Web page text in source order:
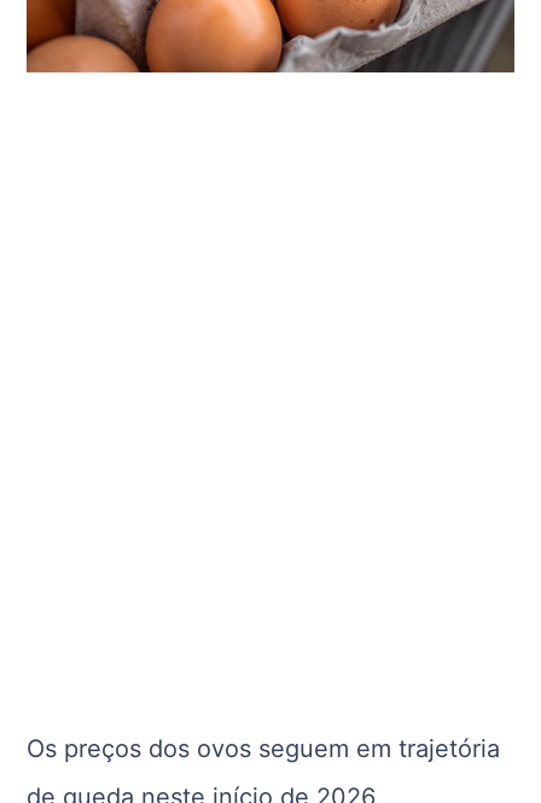
Os preços dos ovos seguem em trajetória
de queda neste início de 2026,